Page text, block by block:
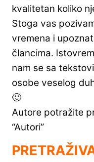
kvalitetan koliko
Stoga vas
vremena i
člancima.
nam se sa
osobe veselog
🙂
Autore potražite
“Autori”